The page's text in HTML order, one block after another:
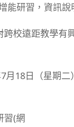
能研習，資訊說
跨校遠距教學有
月18日（星期二
習(網